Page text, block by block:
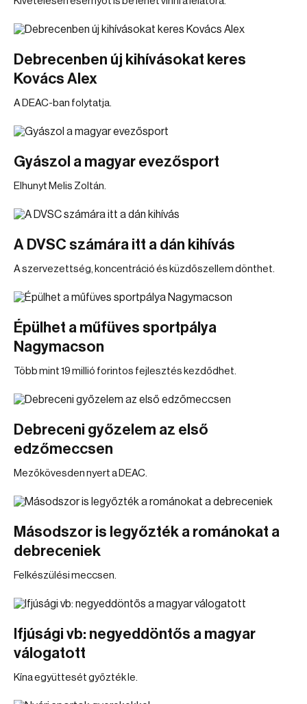
Debrecenben új kihívásokat keres
Kovács Alex
A DEAC-ban folytatja.
Gyászol a magyar evezősport
Elhunyt Melis Zoltán.
A DVSC számára itt a dán kihívás
A szervezettség, koncentráció és küzdőszellem dönthet.
Épülhet a műfüves sportpálya
Nagymacson
Több mint 19 millió forintos fejlesztés kezdődhet.
Debreceni győzelem az első
edzőmeccsen
Mezőkövesden nyert a DEAC.
Másodszor is legyőzték a románokat a
debreceniek
Felkészülési meccsen.
Ifjúsági vb: negyeddöntős a magyar
válogatott
Kína együttesét győzték le.